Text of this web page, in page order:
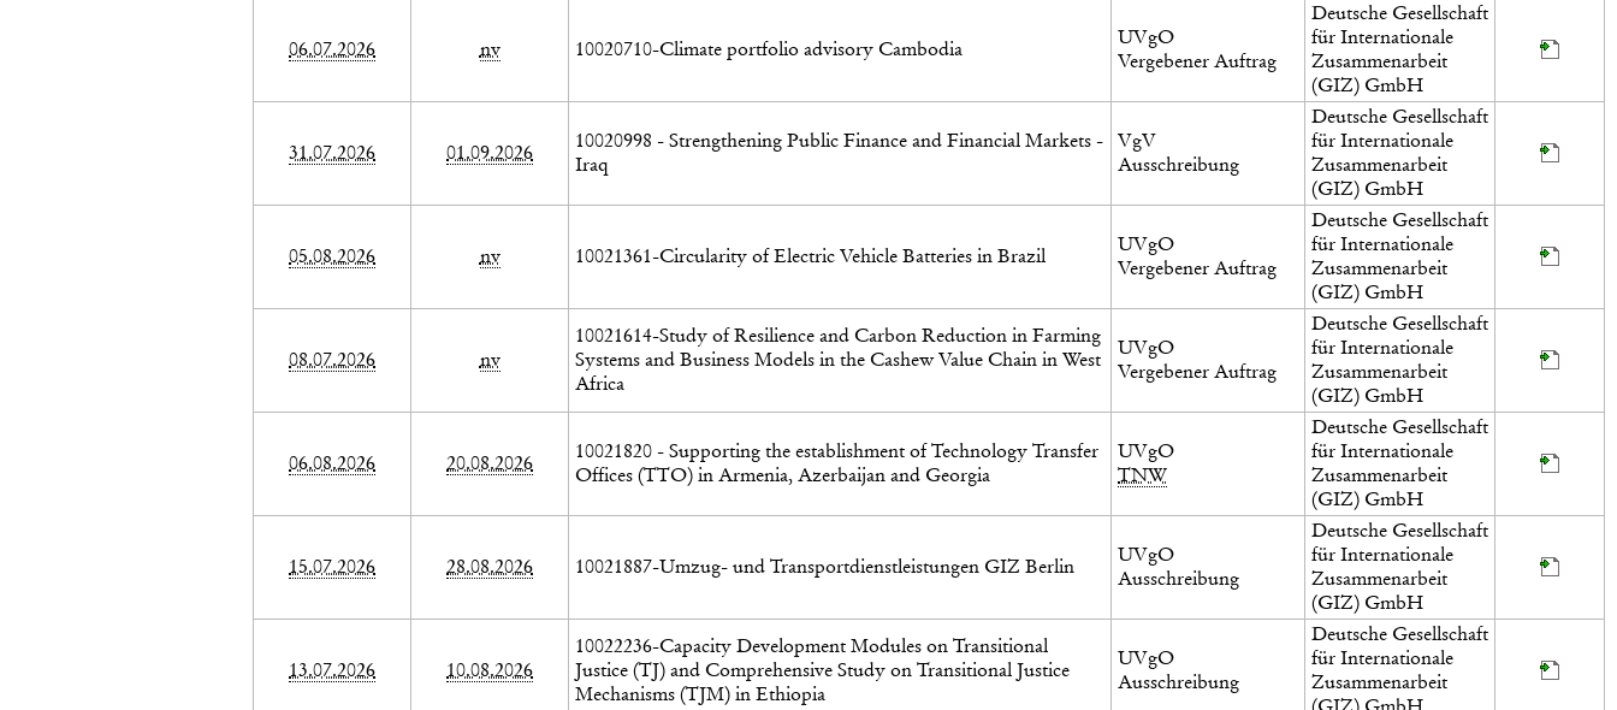
06.07.2026 nv 10020710-Climate portfolio advisory Cambodia
UVgO
Vergebener Auftrag
Deutsche Gesellschaft
für Internationale
Zusammenarbeit
(GIZ) GmbH
31.07.2026 01.09.2026
10020998 - Strengthening Public Finance and Financial Markets -
Iraq
VgV
Ausschreibung
Deutsche Gesellschaft
für Internationale
Zusammenarbeit
(GIZ) GmbH
05.08.2026 nv 10021361-Circularity of Electric Vehicle Batteries in Brazil
UVgO
Vergebener Auftrag
Deutsche Gesellschaft
für Internationale
Zusammenarbeit
(GIZ) GmbH
08.07.2026 nv
10021614-Study of Resilience and Carbon Reduction in Farming
Systems and Business Models in the Cashew Value Chain in West
Africa
UVgO
Vergebener Auftrag
Deutsche Gesellschaft
für Internationale
Zusammenarbeit
(GIZ) GmbH
06.08.2026 20.08.2026
10021820 - Supporting the establishment of Technology Transfer
Offices (TTO) in Armenia, Azerbaijan and Georgia
UVgO
TNW
Deutsche Gesellschaft
für Internationale
Zusammenarbeit
(GIZ) GmbH
15.07.2026 28.08.2026 10021887-Umzug- und Transportdienstleistungen GIZ Berlin
UVgO
Ausschreibung
Deutsche Gesellschaft
für Internationale
Zusammenarbeit
(GIZ) GmbH
13.07.2026 10.08.2026
10022236-Capacity Development Modules on Transitional
Justice (TJ) and Comprehensive Study on Transitional Justice
Mechanisms (TJM) in Ethiopia
UVgO
Ausschreibung
Deutsche Gesellschaft
für Internationale
Zusammenarbeit